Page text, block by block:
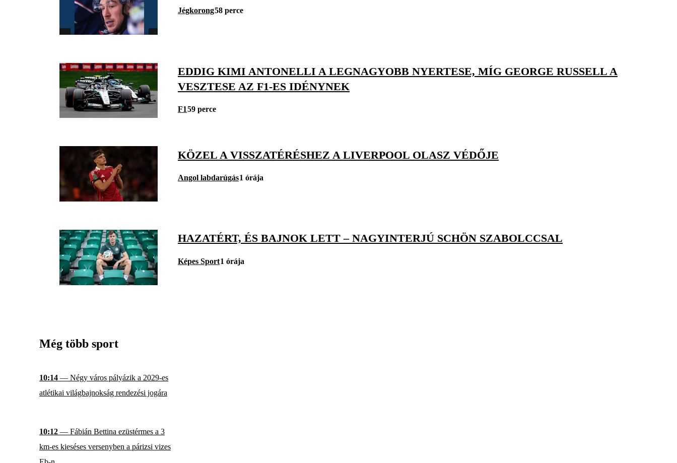
Jégkorong58 perce
EDDIG KIMI ANTONELLI A LEGNAGYOBB NYERTESE, MÍG GEORGE RUSSELL A
VESZTESE AZ F1-ES IDÉNYNEK
F159 perce
KÖZEL A VISSZATÉRÉSHEZ A LIVERPOOL OLASZ VÉDŐJE
Angol labdarúgás1 órája
HAZATÉRT, ÉS BAJNOK LETT – NAGYINTERJÚ SCHÖN SZABOLCCSAL
Képes Sport1 órája
Még több sport
10:14 — Négy város pályázik a 2029-es
atlétikai világbajnokság rendezési jogára
10:12 — Fábián Bettina ezüstérmes a 3
km-es kieséses versenyben a párizsi vizes